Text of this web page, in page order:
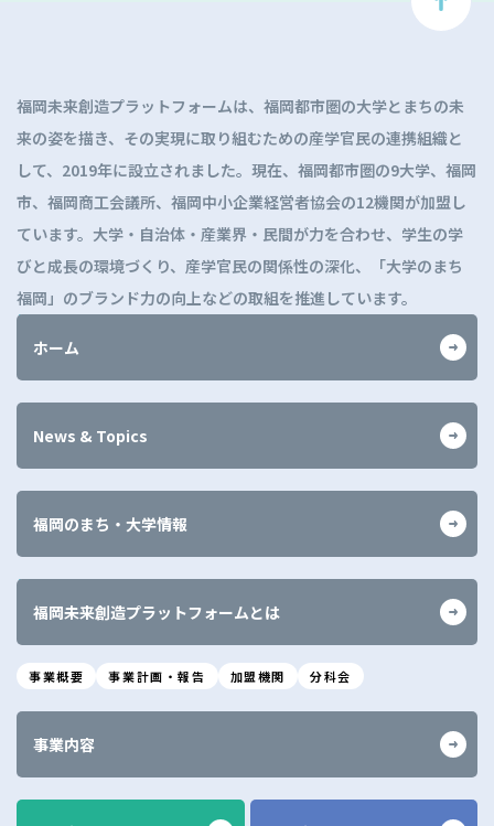
福岡未来創造プラットフォームは、福岡都市圏の大学とまちの未
来の姿を描き、その実現に取り組むための産学官民の連携組織と
して、2019年に設立されました。現在、福岡都市圏の9大学、福岡
市、福岡商工会議所、福岡中小企業経営者協会の12機関が加盟し
ています。大学・自治体・産業界・民間が力を合わせ、学生の学
びと成長の環境づくり、産学官民の関係性の深化、「大学のまち
福岡」のブランド力の向上などの取組を推進しています。
ホーム
News & Topics
福岡のまち・大学情報
福岡未来創造プラットフォームとは
事業概要 事業計画・報告 加盟機関 分科会
事業内容
ト
に
戻
る